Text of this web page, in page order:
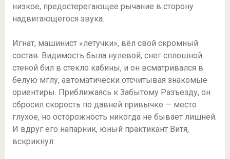
низкое, предостерегающее рычание в сторону
надвигающегося звука.
Игнат, машинист «летучки», вёл свой скромный
состав. Видимость была нулевой, снег сплошной
стеной бил в стекло кабины, и он всматривался в
белую мглу, автоматически отсчитывая знакомые
ориентиры. Приближаясь к Забытому Разъезду, он
сбросил скорость по давней привычке — место
глухое, но осторожность никогда не бывает лишней.
И вдруг его напарник, юный практикант Витя,
вскрикнул: